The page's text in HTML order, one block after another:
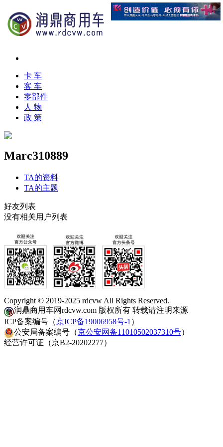
卡 车
客 车
零部件
人 物
政 策
Marc310889
TA的资料
TA的主题
好友列表
没有相关用户列表
Copyright © 2019-2025 rdcvw All Rights Reserved.
润鼎商用车网rdcvw.com 版权所有 转载请注明来源
ICP备案编号（京ICP备19006958号-1 ）
公安局备案编号（京公安网备11010502037310号）
经营许可证（京B2-20202277）